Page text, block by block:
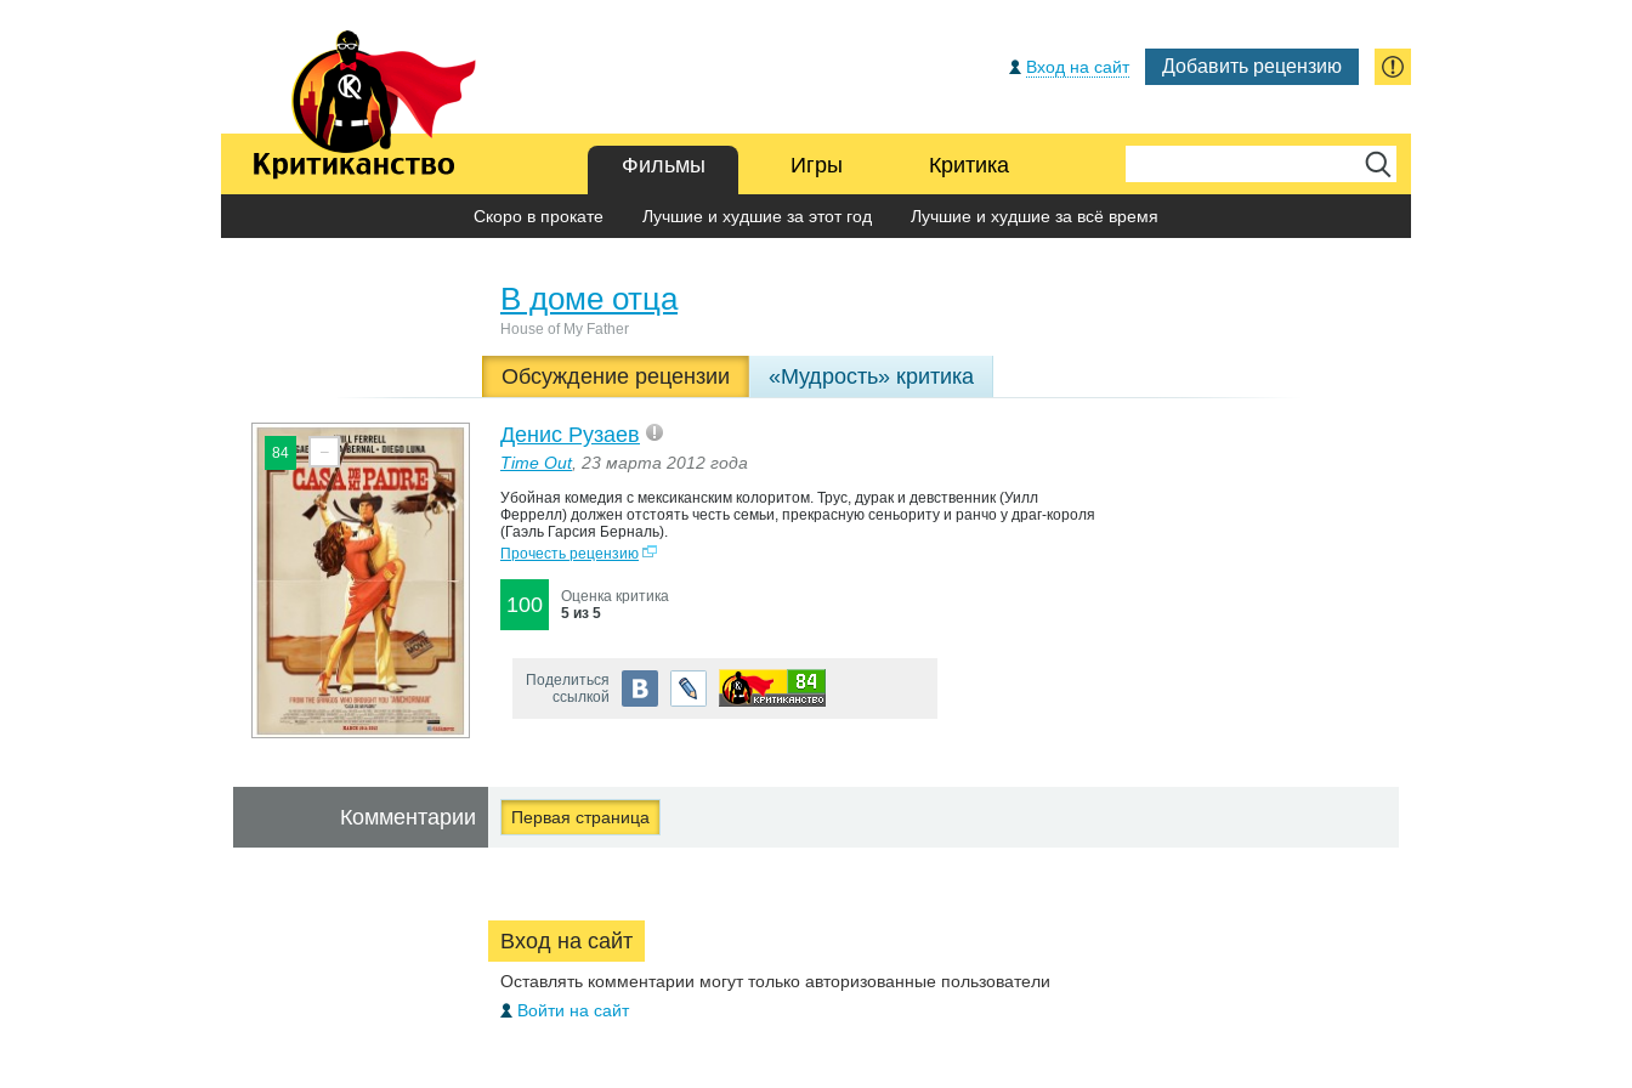
Вход на сайт Добавить рецензию
Фильмы
Скоро в прокате Лучшие и худшие за этот год Лучшие и худшие за всё время
Игры Критика
В доме отца
House of My Father
Обсуждение рецензии «Мудрость» критика
84 –
Денис Рузаев
Time Out, 23 марта 2012 года
Убойная комедия с мексиканским колоритом. Трус, дурак и девственник (Уилл
Феррелл) должен отстоять честь семьи, прекрасную сеньориту и ранчо у драг-короля
(Гаэль Гарсия Берналь).
Прочесть рецензию
100
Оценка критика
5 из 5
Поделиться
ссылкой
Комментарии Первая страница
Вход на сайт
Оставлять комментарии могут только авторизованные пользователи
Войти на сайт